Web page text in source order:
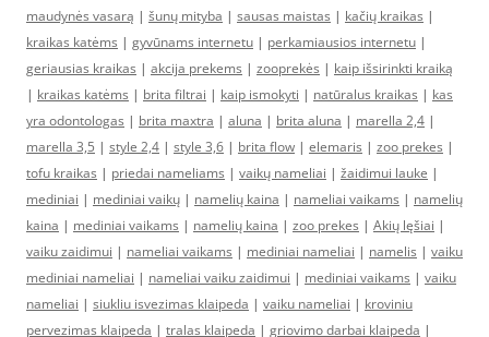
maudynės vasarą | šunų mityba | sausas maistas | kačių kraikas |
kraikas katėms | gyvūnams internetu | perkamiausios internetu |
geriausias kraikas | akcija prekems | zooprekės | kaip išsirinkti kraiką
| kraikas katėms | brita filtrai | kaip ismokyti | natūralus kraikas | kas
yra odontologas | brita maxtra | aluna | brita aluna | marella 2,4 |
marella 3,5 | style 2,4 | style 3,6 | brita flow | elemaris | zoo prekes |
tofu kraikas | priedai nameliams | vaikų nameliai | žaidimui lauke |
mediniai | mediniai vaikų | namelių kaina | nameliai vaikams | namelių
kaina | mediniai vaikams | namelių kaina | zoo prekes | Akių lęšiai |
vaiku zaidimui | nameliai vaikams | mediniai nameliai | namelis | vaiku
mediniai nameliai | nameliai vaiku zaidimui | mediniai vaikams | vaiku
nameliai | siukliu isvezimas klaipeda | vaiku nameliai | kroviniu
pervezimas klaipeda | tralas klaipeda | griovimo darbai klaipeda |